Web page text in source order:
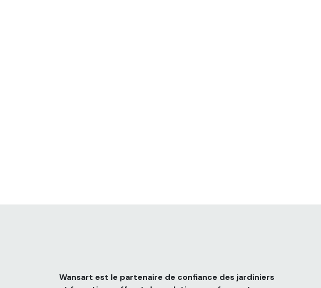
Wansart est le partenaire de confiance des jardiniers